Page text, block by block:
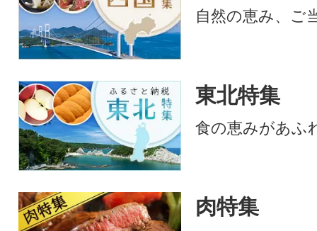
自然の恵み、ご
東北特集
食の恵みがあふ
肉特集